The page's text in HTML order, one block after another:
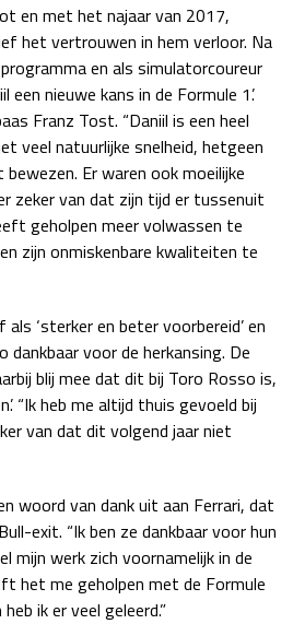
27 - 29 nov
za 19:00 - 20:00
zo 17:00 - 19:00
za 15:00 - 16:00
zo 14:00 - 16:00
en met het najaar van 2017,
het vertrouwen in hem verloor. Na
en als simulatorcoureur
een nieuwe kans in de Formule 1’.
Franz Tost. “Daniil is een heel
veel natuurlijke snelheid, hetgeen
Er waren ook moeilijke
zeker van dat zijn tijd er tussenuit
geholpen meer volwassen te
zijn onmiskenbare kwaliteiten te
‘sterker en beter voorbereid’ en
dankbaar voor de herkansing. De
blij mee dat dit bij Toro Rosso is,
“Ik heb me altijd thuis gevoeld bij
van dat dit volgend jaar niet
woord van dank uit aan Ferrari, dat
exit. “Ik ben ze dankbaar voor hun
mijn werk zich voornamelijk in de
het me geholpen met de Formule
ik er veel geleerd.”